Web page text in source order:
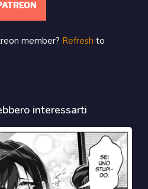
member? Refresh to
interessarti